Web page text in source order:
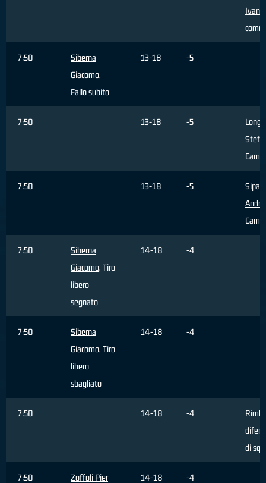
Ivan
7:50
Siberna
Giacomo,
Fallo subito
13-18 -5
7:50 13-18 -5
Longo
7:50 13-18 -5
Sipala
7:50
Siberna
Giacomo, Tiro
libero
segnato
14-18 -4
7:50
Siberna
Giacomo, Tiro
libero
sbagliato
14-18 -4
7:50 14-18 -4
di
7:50
Zoffoli Pier
14-18 -4